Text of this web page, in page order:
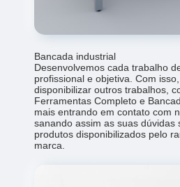
Bancada industrial
Desenvolvemos cada trabalho
profissional e objetiva. Com
disponibilizar outros trabalhos,
Ferramentas Completo e
mais entrando em contato com
sanando assim as suas dúvidas
produtos disponibilizados pelo
marca.